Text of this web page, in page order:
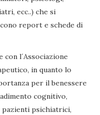
ecc..) che si
report e schede di
l´Associazione
in quanto lo
per il benessere
cognitivo,
pazienti psichiatrici,